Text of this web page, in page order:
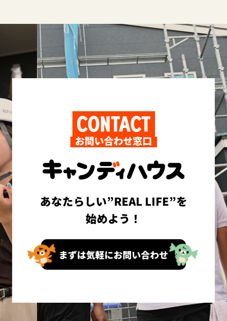
CONTACT
お問い合わせ窓口
あなたらしい”REAL LIFE”を
始めよう！
まずは気軽にお問い合わせ